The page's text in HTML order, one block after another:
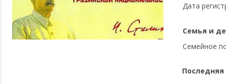
Дата
Семья и
Семейное
Последняя